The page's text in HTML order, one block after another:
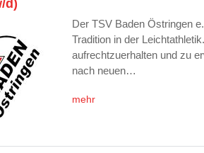
d)
Der TSV Baden Östringen
Tradition in der
aufrechtzuerhalten und zu
nach neuen…
mehr